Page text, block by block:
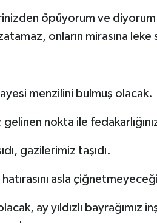
öpüyorum ve
onların mirasına leke
menzilini bulmuş olacak.
nokta ile
gazilerimiz taşıdı.
asla
ay yıldızlı bayrağımız